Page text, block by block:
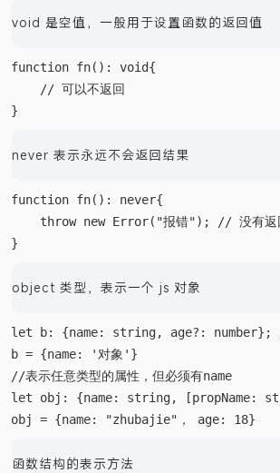
void 是空值，一般用于设置函数的返回值
function fn(): void{
    // 可以不返回
never 表示永远不会返回结果
function fn(): never{
throw new Error("报错"); // 没有返
object 类型，表示一个 js 对象
let b: {name: string, age?: number}; //
//表示任意类型的属性，但必须有name
let obj: {name: string, [propName:
函数结构的表示方法